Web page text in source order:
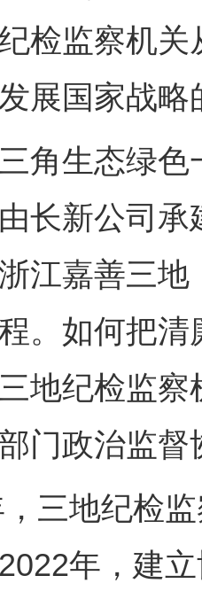
检监察机关
展国家战
生态绿色
长新公司
江嘉善三
。如何把
地纪检监
门政治监
地纪检监
年，建